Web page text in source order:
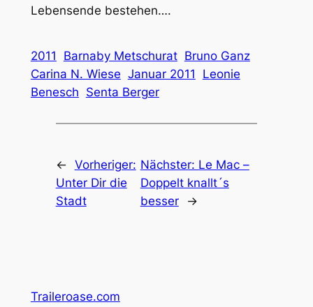
Lebensende bestehen….
2011 Barnaby Metschurat Bruno Ganz
Carina N. Wiese Januar 2011
Leonie
Benesch Senta Berger
← Vorheriger:
Unter Dir die
Stadt
Nächster: Le Mac –
Doppelt knallt´s
besser
→
Traileroase.com